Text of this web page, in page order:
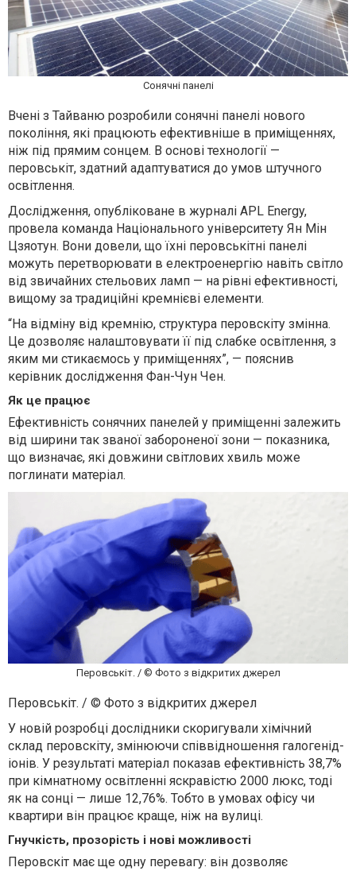
Сонячні панелі
Вчені з Тайваню розробили сонячні панелі нового
покоління, які працюють ефективніше в приміщеннях,
ніж під прямим сонцем. В основі технології —
перовськіт, здатний адаптуватися до умов штучного
освітлення.
Дослідження, опубліковане в журналі APL Energy,
провела команда Національного університету Ян Мін
Цзяотун. Вони довели, що їхні перовськітні панелі
можуть перетворювати в електроенергію навіть світло
від звичайних стельових ламп — на рівні ефективності,
вищому за традиційні кремнієві елементи.
“На відміну від кремнію, структура перовскіту змінна.
Це дозволяє налаштовувати її під слабке освітлення, з
яким ми стикаємось у приміщеннях”, — пояснив
керівник дослідження Фан-Чун Чен.
Як це працює
Ефективність сонячних панелей у приміщенні залежить
від ширини так званої забороненої зони — показника,
що визначає, які довжини світлових хвиль може
поглинати матеріал.
Перовськіт. / © Фото з відкритих джерел
Перовськіт. / © Фото з відкритих джерел
У новій розробці дослідники скоригували хімічний
склад перовскіту, змінюючи співвідношення галогенід-
іонів. У результаті матеріал показав ефективність 38,7%
при кімнатному освітленні яскравістю 2000 люкс, тоді
як на сонці — лише 12,76%. Тобто в умовах офісу чи
квартири він працює краще, ніж на вулиці.
Гнучкість, прозорість і нові можливості
Перовскіт має ще одну перевагу: він дозволяє